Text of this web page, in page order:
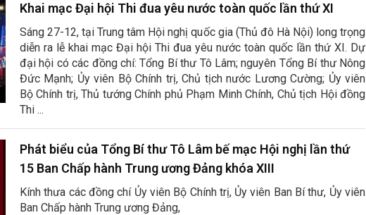
Khai mạc Đại hội Thi đua yêu nước toàn quốc lần thứ XI
Sáng 27-12, tại Trung tâm Hội nghị quốc gia (Thủ đô Hà Nội) long trọng
diễn ra lễ khai mạc Đại hội Thi đua yêu nước toàn quốc lần thứ XI. Dự
đại hội có các đồng chí: Tổng Bí thư Tô Lâm; nguyên Tổng Bí thư Nông
Đức Mạnh; Ủy viên Bộ Chính trị, Chủ tịch nước Lương Cường; Ủy viên
Bộ Chính trị, Thủ tướng Chính phủ Phạm Minh Chính, Chủ tịch Hội đồng
Thi ...
Phát biểu của Tổng Bí thư Tô Lâm bế mạc Hội nghị lần thứ
15 Ban Chấp hành Trung ương Đảng khóa XIII
Kính thưa các đồng chí Ủy viên Bộ Chính trị, Ủy viên Ban Bí thư, Ủy viên
Ban Chấp hành Trung ương Đảng,